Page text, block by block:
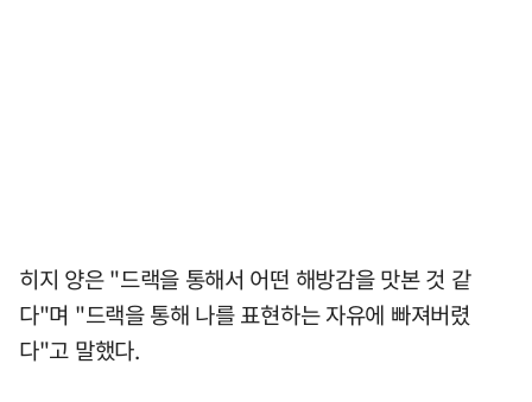
히지 양은 "드랙을 통해서 어떤 해방감을 맛본 것 같
다"며 "드랙을 통해 나를 표현하는 자유에 빠져버렸
다"고 말했다.